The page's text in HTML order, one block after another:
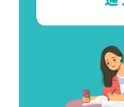
Tech